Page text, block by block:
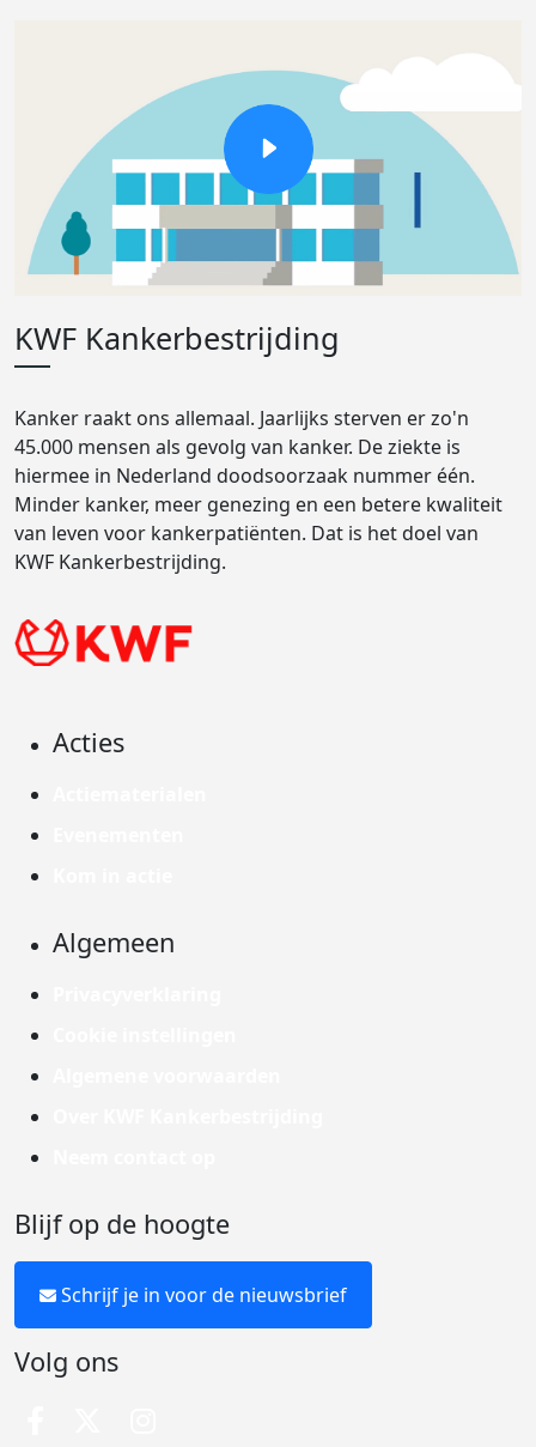
KWF Kankerbestrijding
Kanker raakt ons allemaal. Jaarlijks sterven er zo'n
45.000 mensen als gevolg van kanker. De ziekte is
hiermee in Nederland doodsoorzaak nummer één.
Minder kanker, meer genezing en een betere kwaliteit
van leven voor kankerpatiënten. Dat is het doel van
KWF Kankerbestrijding.
Acties
Algemeen
Blijf op de hoogte
Schrijf je in voor de nieuwsbrief
Volg ons